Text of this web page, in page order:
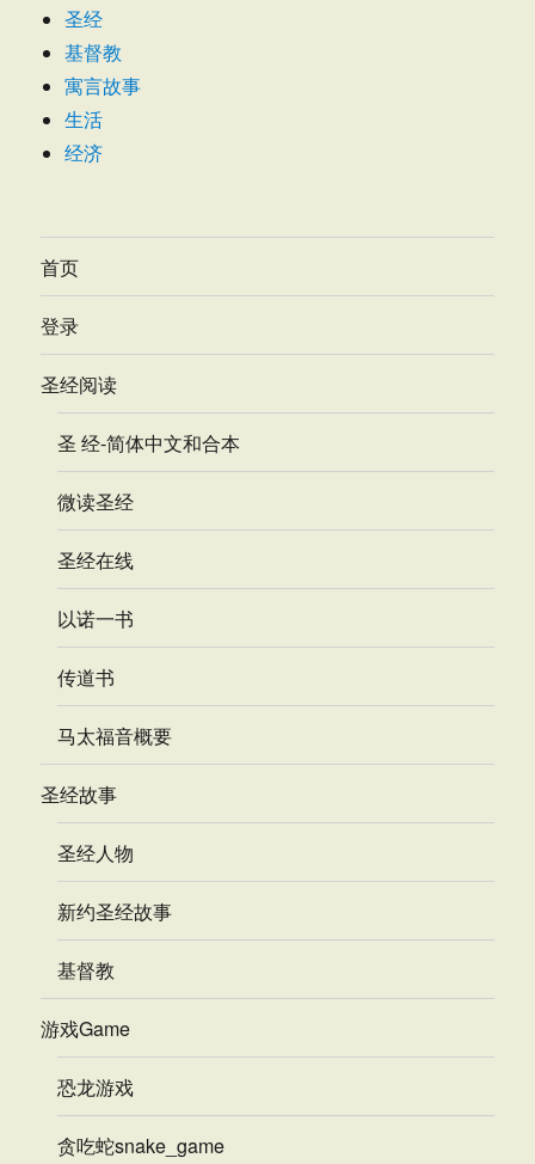
圣经
基督教
寓言故事
生活
经济
首页
登录
圣经阅读
圣 经-简体中文和合本
微读圣经
圣经在线
以诺一书
传道书
马太福音概要
圣经故事
圣经人物
新约圣经故事
基督教
游戏Game
恐龙游戏
贪吃蛇snake_game